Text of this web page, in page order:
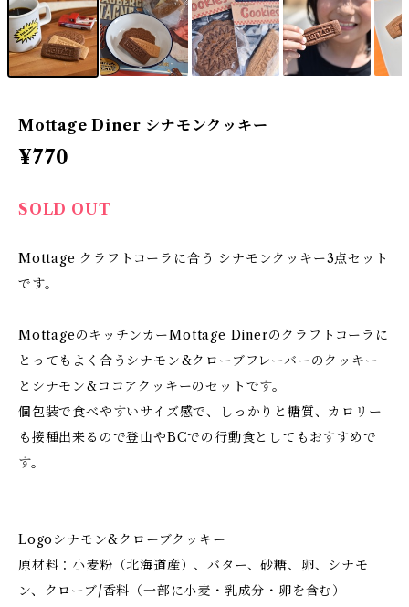
Mottage Diner シナモンクッキー
¥770
SOLD OUT
Mottage クラフトコーラに合う シナモンクッキー3点セット
です。
MottageのキッチンカーMottage Dinerのクラフトコーラに
とってもよく合うシナモン&クローブフレーバーのクッキー
とシナモン&ココアクッキーのセットです。
個包装で食べやすいサイズ感で、しっかりと糖質、カロリー
も接種出来るので登山やBCでの行動食としてもおすすめで
す。
Logoシナモン&クローブクッキー
原材料：小麦粉（北海道産）、バター、砂糖、卵、シナモ
ン、クローブ/香料（一部に小麦・乳成分・卵を含む）